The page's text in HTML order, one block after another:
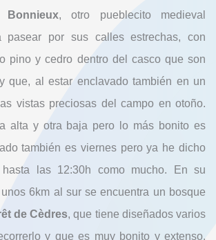
Bonnieux, otro pueblecito medieval
pasear por sus calles estrechas, con
pino y cedro dentro del casco que son
que, al estar enclavado también en un
vistas preciosas del campo en otoño.
alta y otra baja pero lo más bonito es
también es viernes pero ya he dicho
las 12:30h como mucho. En su
6km al sur se encuentra un bosque
de Cèdres, que tiene diseñados varios
y que es muy bonito y extenso.